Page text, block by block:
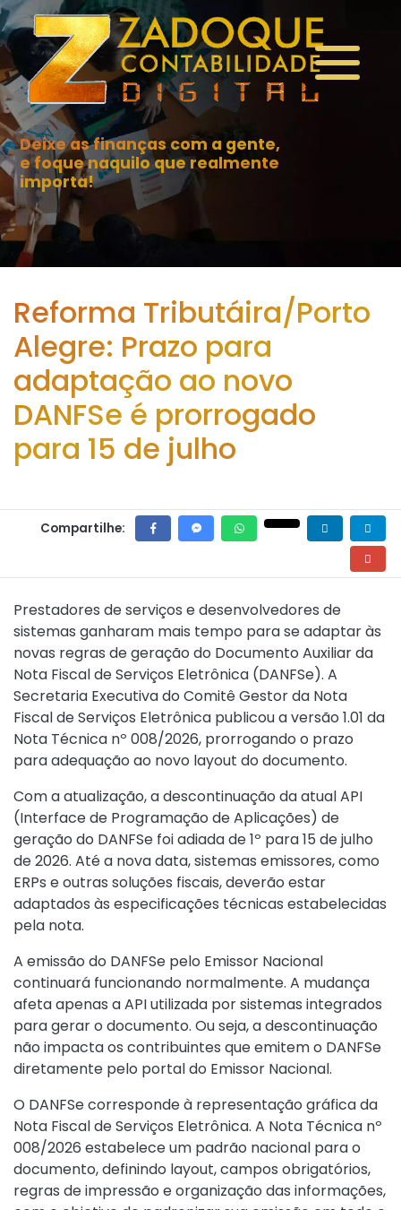
Deixe as finanças com a gente,
e foque naquilo que realmente
importa!
Reforma Tributáira/Porto
Alegre: Prazo para
adaptação ao novo
DANFSe é prorrogado
para 15 de julho
Compartilhe:
Prestadores de serviços e desenvolvedores de
sistemas ganharam mais tempo para se adaptar às
novas regras de geração do Documento Auxiliar da
Nota Fiscal de Serviços Eletrônica (DANFSe). A
Secretaria Executiva do Comitê Gestor da Nota
Fiscal de Serviços Eletrônica publicou a versão 1.01 da
Nota Técnica nº 008/2026, prorrogando o prazo
para adequação ao novo layout do documento.
Com a atualização, a descontinuação da atual API
(Interface de Programação de Aplicações) de
geração do DANFSe foi adiada de 1º para 15 de julho
de 2026. Até a nova data, sistemas emissores, como
ERPs e outras soluções fiscais, deverão estar
adaptados às especificações técnicas estabelecidas
pela nota.
A emissão do DANFSe pelo Emissor Nacional
continuará funcionando normalmente. A mudança
afeta apenas a API utilizada por sistemas integrados
para gerar o documento. Ou seja, a descontinuação
não impacta os contribuintes que emitem o DANFSe
diretamente pelo portal do Emissor Nacional.
O DANFSe corresponde à representação gráfica da
Nota Fiscal de Serviços Eletrônica. A Nota Técnica nº
008/2026 estabelece um padrão nacional para o
documento, definindo layout, campos obrigatórios,
regras de impressão e organização das informações,